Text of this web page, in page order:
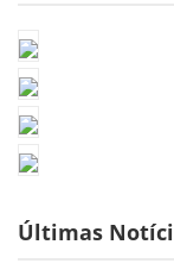
Últimas